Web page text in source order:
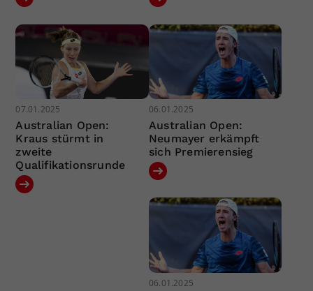
07.01.2025
Australian Open:
Kraus stürmt in
zweite
Qualifikationsrunde
06.01.2025
Australian Open:
Neumayer erkämpft
sich Premierensieg
06.01.2025